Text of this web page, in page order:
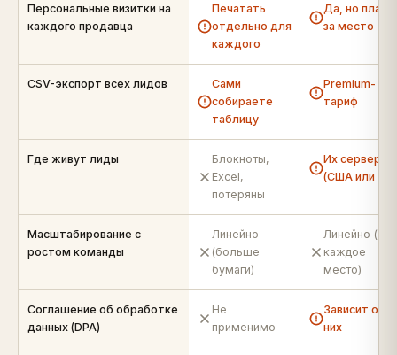
Персональные визитки на
каждого продавца
Печатать
отдельно для
каждого
Да, но плата
за место
CSV-экспорт всех лидов
Сами
собираете
таблицу
Premium-
тариф
Где живут лиды
Блокноты,
Excel,
потеряны
Их сервер
(США или ЕС)
Масштабирование с
ростом команды
Линейно
(больше
бумаги)
Линейно (за
каждое
место)
Соглашение об обработке
данных (DPA)
Не
применимо
Зависит от
них